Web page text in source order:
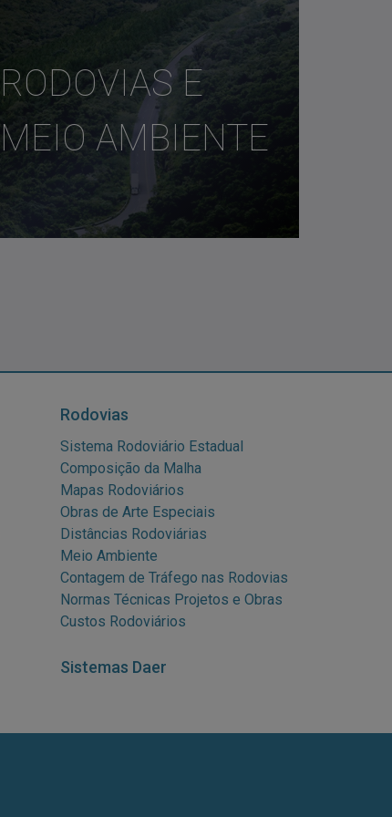
RODOVIAS E
MEIO AMBIENTE
Rodovias
Sistema Rodoviário Estadual
Composição da Malha
Mapas Rodoviários
Obras de Arte Especiais
Distâncias Rodoviárias
Meio Ambiente
Contagem de Tráfego nas Rodovias
Normas Técnicas Projetos e Obras
Custos Rodoviários
Sistemas Daer